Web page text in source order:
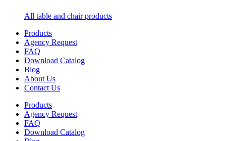
All table and chair products
Products
Agency Request
FAQ
Download Catalog
Blog
About Us
Contact Us
Products
Agency Request
FAQ
Download Catalog